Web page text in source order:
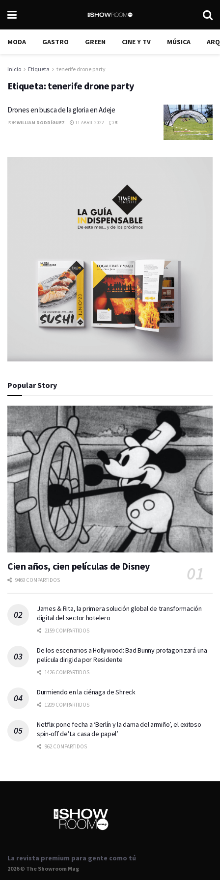
MODA GASTRO GREEN CINE Y TV MÚSICA
Inicio Etiqueta tenerife drone party
Etiqueta: tenerife drone party
Drones en busca de la gloria en Adeje
PORWILLIAM RODRÍGUEZ 11 ABRIL 2022 5
Popular Story
Cien años, cien películas de Disney
9469 COMPARTIDOS
James & Rita, la primera solución global de transformación
digital del sector hotelero
2159 COMPARTIDOS
De los escenarios a Hollywood: Bad Bunny protagonizará una
película dirigida por Residente
1426 COMPARTIDOS
Durmiendo en la ciénaga de Shreck
1209 COMPARTIDOS
Netflix pone fecha a ‘Berlín y la dama del armiño’, el exitoso
spin-off de’La casa de papel’
962 COMPARTIDOS
La revista premium para gente como tú
2026 © The Showroom Mag